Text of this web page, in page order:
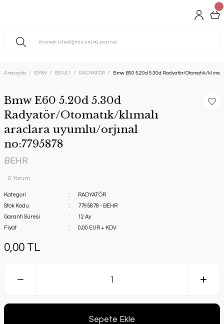
Anasayfa BMW E60,61 RADYATÖR Bmw E60 5.20d 5.30d Radyatör/Otomatık/
Bmw E60 5.20d 5.30d
Radyatör/Otomatık/klımalı
araclara uyumlu/orjınal
no:7795878
BEHR
0 Yorum
Kategori
RADYATÖR
Stok Kodu
7795878 - BEHR
Garanti Süresi
12 Ay
Fiyat
0,00 EUR + KDV
0,00 TL
Sepete Ekle